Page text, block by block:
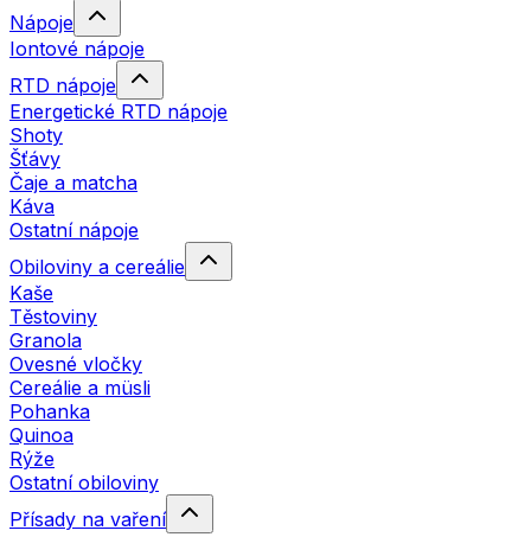
Nápoje
Iontové nápoje
RTD nápoje
Energetické RTD nápoje
Shoty
Šťávy
Čaje a matcha
Káva
Ostatní nápoje
Obiloviny a cereálie
Kaše
Těstoviny
Granola
Ovesné vločky
Cereálie a müsli
Pohanka
Quinoa
Rýže
Ostatní obiloviny
Přísady na vaření